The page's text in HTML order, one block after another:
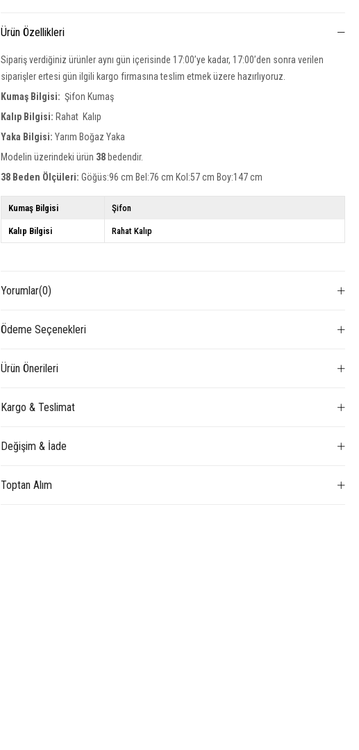
Ürün Özellikleri
Sipariş verdiğiniz ürünler aynı gün içerisinde 17:00’ye kadar, 17:00’den sonra verilen
siparişler ertesi gün ilgili kargo firmasına teslim etmek üzere hazırlıyoruz.
Kumaş Bilgisi: Şifon Kumaş
Kalıp Bilgisi:Rahat Kalıp
Yaka Bilgisi:Yarım Boğaz Yaka
Modelin üzerindeki ürün 38bedendir.
38 Beden Ölçüleri: Göğüs:96 cm Bel:76 cm Kol:57 cm Boy:147 cm
Kumaş Bilgisi Şifon
Kalıp Bilgisi Rahat Kalıp
Yorumlar(0)
Ödeme Seçenekleri
Ürün Önerileri
Kargo & Teslimat
Değişim & İade
Toptan Alım